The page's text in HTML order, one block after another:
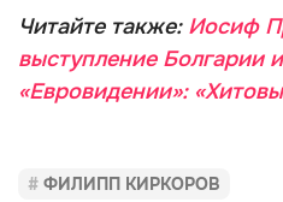
Читайте также: Иосиф
выступление Болгарии
«Евровидении»:
ФИЛИПП КИРКОРОВ